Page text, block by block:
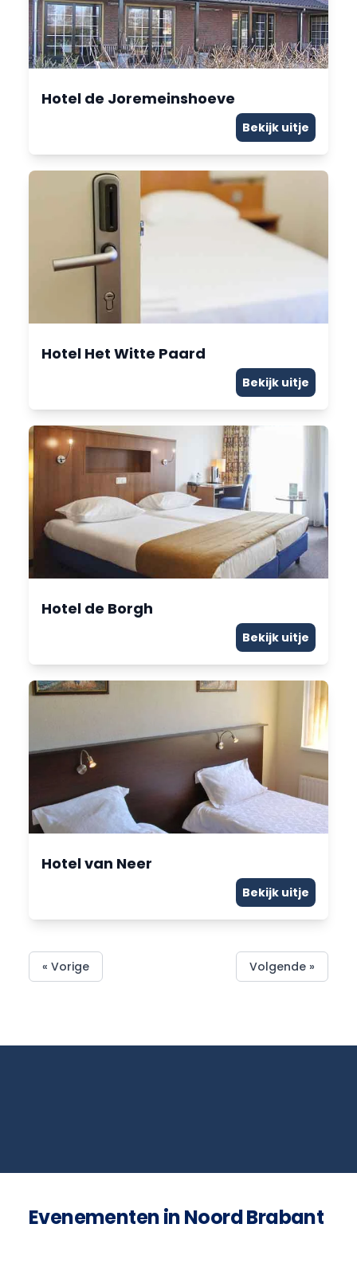
Hotel de Joremeinshoeve
Bekijk uitje
Hotel Het Witte Paard
Bekijk uitje
Hotel de Borgh
Bekijk uitje
Hotel van Neer
Bekijk uitje
« Vorige Volgende »
Evenementen in Noord Brabant